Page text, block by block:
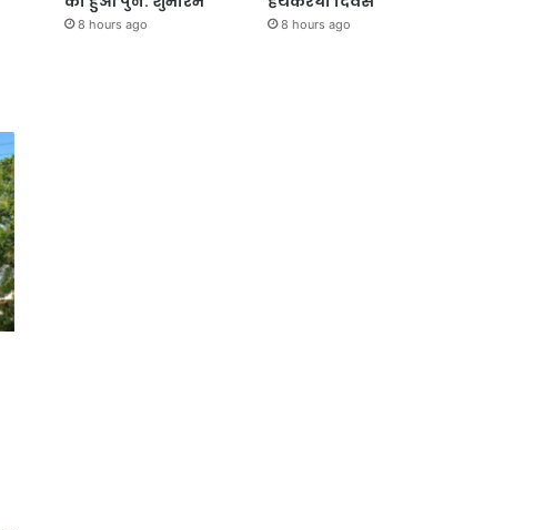
8 hours ago 8 hours ago